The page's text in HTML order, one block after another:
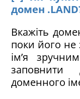
домен
Вкажіть
поки його не
ім’я
заповнити
доменного